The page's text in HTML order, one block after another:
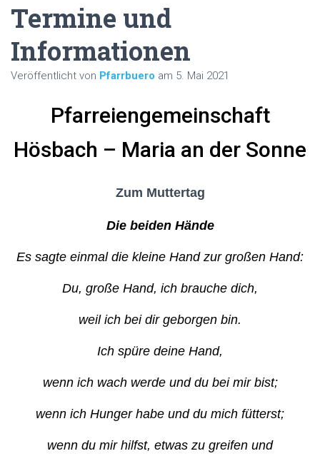
Termine und
Informationen
Veröffentlicht von Pfarrbuero am 5. Mai 2021
Pfarreiengemeinschaft
Hösbach – Maria an der Sonne
Zum Muttertag
Die beiden Hände
Es sagte einmal die kleine Hand zur großen Hand:
Du, große Hand, ich brauche dich,
weil ich bei dir geborgen bin.
Ich spüre deine Hand,
wenn ich wach werde und du bei mir bist;
wenn ich Hunger habe und du mich fütterst;
wenn du mir hilfst, etwas zu greifen und